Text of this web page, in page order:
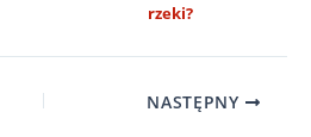
rzeki?
NASTĘPNY